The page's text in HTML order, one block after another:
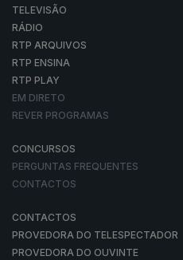
TELEVISÃO
RÁDIO
RTP ARQUIVOS
RTP ENSINA
RTP PLAY
EM DIRETO
REVER PROGRAMAS
CONCURSOS
PERGUNTAS FREQUENTES
CONTACTOS
CONTACTOS
PROVEDORA DO TELESPECTADOR
PROVEDORA DO OUVINTE